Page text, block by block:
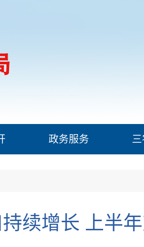
政务服务
续增长 上半